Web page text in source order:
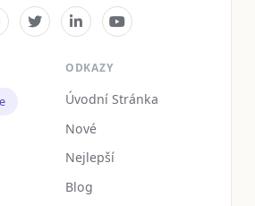
ODKAZY
Úvodní Stránka
Nové
Nejlepší
Blog